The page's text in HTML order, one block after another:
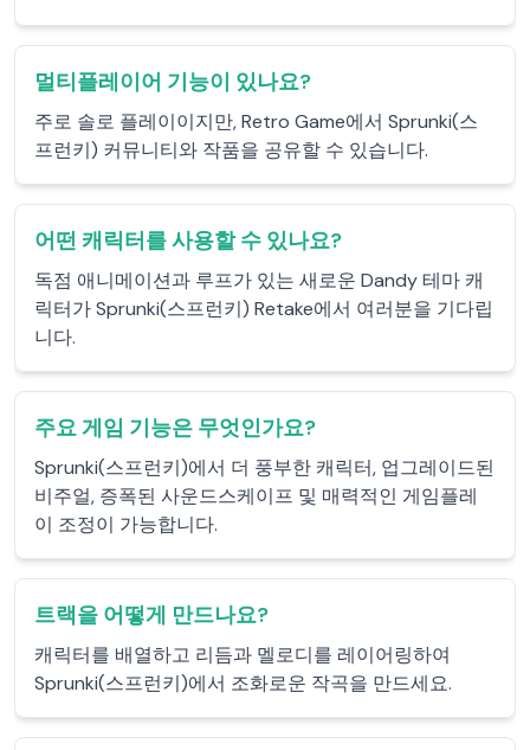
멀티플레이어 기능이 있나요?
주로 솔로 플레이이지만, Retro Game에서 Sprunki(스
프런키) 커뮤니티와 작품을 공유할 수 있습니다.
어떤 캐릭터를 사용할 수 있나요?
독점 애니메이션과 루프가 있는 새로운 Dandy 테마 캐
릭터가 Sprunki(스프런키) Retake에서 여러분을 기다립
니다.
주요 게임 기능은 무엇인가요?
Sprunki(스프런키)에서 더 풍부한 캐릭터, 업그레이드된
비주얼, 증폭된 사운드스케이프 및 매력적인 게임플레
이 조정이 가능합니다.
트랙을 어떻게 만드나요?
캐릭터를 배열하고 리듬과 멜로디를 레이어링하여
Sprunki(스프런키)에서 조화로운 작곡을 만드세요.